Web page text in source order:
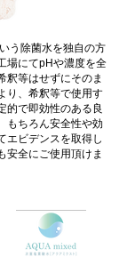
う除菌水を独自の方
場にてpHや濃度を全
釈等はせずにそのま
り、希釈等で使用す
的で即効性のある良
もちろん安全性や効
エビデンスを取得し
安全にご使用頂けま